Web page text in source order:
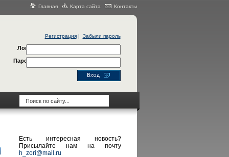
Главная Карта сайта Контакты
Регистрация| Забыли пароль
Логин
Пароль
Есть интересная новость?
Присылайте нам на почту
h_zori@mail.ru